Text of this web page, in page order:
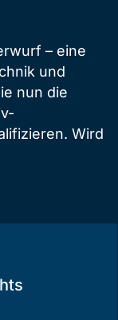
– eine
und
nun die
Wird